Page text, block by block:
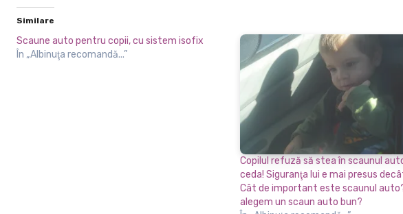
Similare
Scaune auto pentru copii, cu sistem isofix
În „Albinuţa recomandă...”
Copilul refuză să stea în scaunul
ceda! Siguranţa lui e mai presus
Cât de important este scaunul
alegem un scaun auto bun?